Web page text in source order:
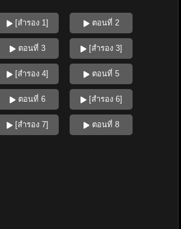
[สำรอง 1] ตอนที่ 2
ตอนที่ 3 [สำรอง 3]
[สำรอง 4] ตอนที่ 5
ตอนที่ 6 [สำรอง 6]
[สำรอง 7] ตอนที่ 8